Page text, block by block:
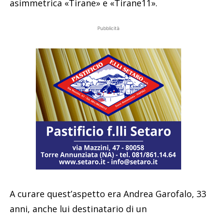
asimmetrica «Tirane» e «Tirane11».
Pubblicità
A curare quest’aspetto era Andrea Garofalo, 33
anni, anche lui destinatario di un